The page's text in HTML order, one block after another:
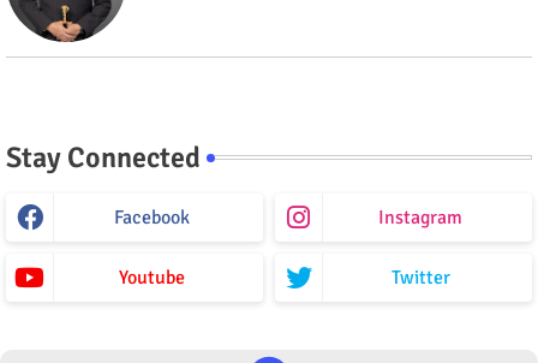
Stay Connected
Facebook Instagram
Youtube Twitter